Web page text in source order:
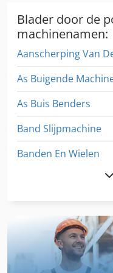
PET-balenpers,
balenpers, papierpers,
kartonnen pers,
afvalpers, recyclebare
restafvalpers
Blader door de
machinenamen:
Aanscherping Van
As Buigende
As Buis Benders
Band Slijpmachine
Banden En Wielen
Blok Lijm Pers
Briket Pers